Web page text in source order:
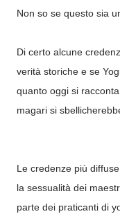
Non so se questo sia
Di certo alcune
verità storiche e se
quanto oggi si
magari si
Le credenze più
la sessualità dei
parte dei praticanti di